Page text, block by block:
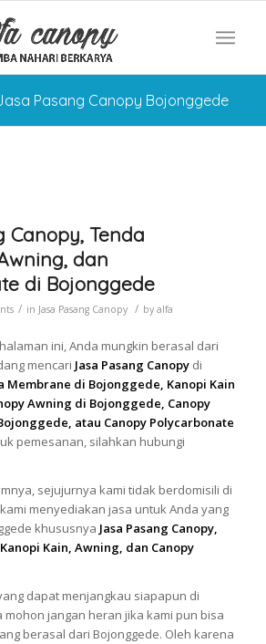
Pasang Canopy Bojonggede
Canopy, Tenda
dan
di Bojonggede
/ in Jasa Pasang Canopy / by alfa
ini, Anda mungkin berasal dari
mencari Jasa Pasang Canopy di
Membrane di Bojonggede, Kanopi Kain
Awning di Bojonggede, Canopy
atau Canopy Polycarbonate
pemesanan, silahkan hubungi
sejujurnya kami tidak berdomisili di
menyediakan jasa untuk Anda yang
khususnya Jasa Pasang Canopy,
Kain, Awning, dan Canopy
dapat menjangkau siapapun di
mohon jangan heran jika kami pun bisa
berasal dari Bojonggede. Oleh karena